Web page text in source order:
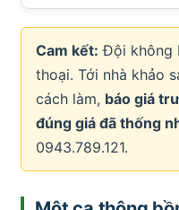
Cam kết: Đội không
thoại. Tới nhà khảo
cách làm, báo giá
đúng giá đã thống
0943.789.121.